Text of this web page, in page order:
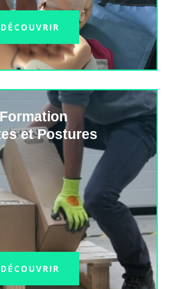
DÉCOUVRIR
Formation
et Postures
DÉCOUVRIR